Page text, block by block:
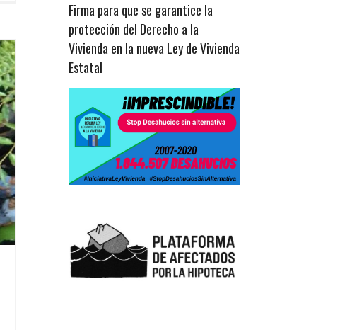
Firma para que se garantice la
protección del Derecho a la
Vivienda en la nueva Ley de Vivienda
Estatal